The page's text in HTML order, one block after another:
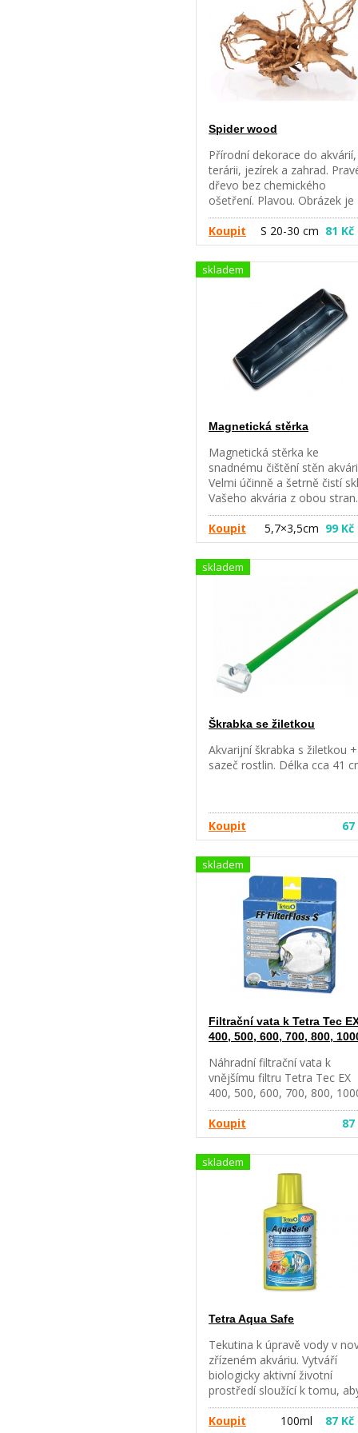
Spider wood
Přírodní dekorace do akvárií,
terárii, jezírek a zahrad.
dřevo bez chemického
ošetření. Plavou. Obrázek je
pouze ilustrační. Každý
originál.
Koupit S 20-30 cm 81 Kč
skladem
Magnetická stěrka
Magnetická stěrka ke
snadnému čištění stěn
Velmi účinně a šetrně čistí
Vašeho akvária z obou stran.
Spolehlivě zbavuje akvárium
nežádoucích řas a jiných
nečistot. Plně nahrazuje
žiletkové škrabky. Nabízíme
třech velikostech: pro skla o
tloušťce 4-6mm, 6-10mm a
Koupit 5,7×3,5cm 99 Kč
skladem
Škrabka se žiletkou
Akvarijní škrabka s žiletkou +
sazeč rostlin. Délka cca 41
Koupit 67
skladem
Filtrační vata k Tetra Tec
400, 500, 600, 700, 800,
Náhradní filtrační vata k
vnějšímu filtru Tetra Tec EX
400, 500, 600, 700, 800,
V balení 2 kusy.
Koupit
87
skladem
Tetra Aqua Safe
Tekutina k úpravě vody v
zřízeném akváriu. Vytváří
biologicky aktivní životní
prostředí sloužící k tomu,
bylo možné nasadit ryby do
nově zřízeného akvária.
Koupit 100ml 87 Kč